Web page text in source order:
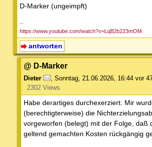
D-Marker (ungeimpft)
--
https://www.youtube.com/watch?v=LqB2b223mOM
antworten
@ D-Marker
Dieter Sonntag, 21.06.2026, 16:44 vor
2302 Views
Habe derartiges durchexerziert. Mir
(berechtigterweise) die
vorgeworfen (belegt) mit der Folge, daß
geltend gemachten Kosten rückgängig